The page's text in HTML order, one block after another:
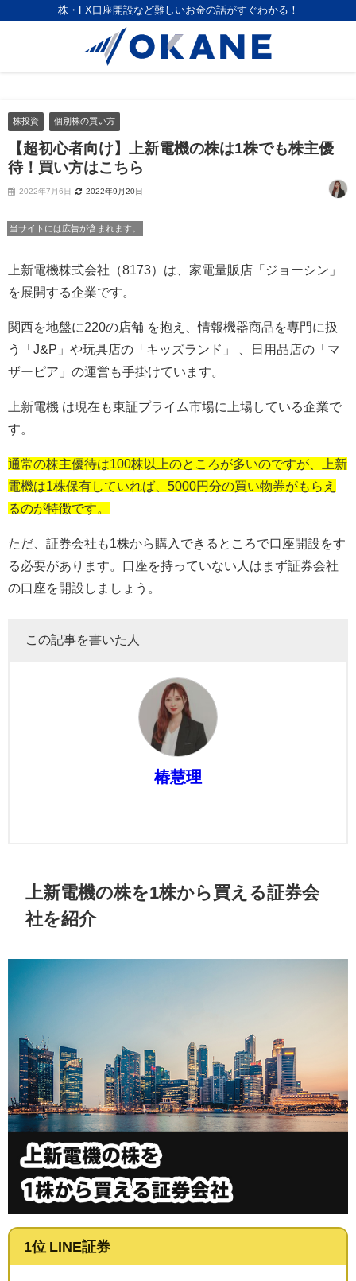
株・FX口座開設など難しいお金の話がすぐわかる！
株投資 個別株の買い方
【超初心者向け】上新電機の株は1株でも株主優
待！買い方はこちら
2022年7月6日 2022年9月20日
当サイトには広告が含まれます。
上新電機株式会社（8173）は、家電量販店「ジョーシン」
を展開する企業です。
関西を地盤に220の店舗 を抱え、情報機器商品を専門に扱
う「J&P」や玩具店の「キッズランド」 、日用品店の「マ
ザーピア」の運営も手掛けています。
上新電機 は現在も東証プライム市場に上場している企業で
す。
通常の株主優待は100株以上のところが多いのですが、上新
電機は1株保有していれば、5000円分の買い物券がもらえ
るのが特徴です。
ただ、証券会社も1株から購入できるところで口座開設をす
る必要があります。口座を持っていない人はまず証券会社
の口座を開設しましょう。
この記事を書いた人
椿慧理
上新電機の株を1株から買える証券会
社を紹介
1位 LINE証券